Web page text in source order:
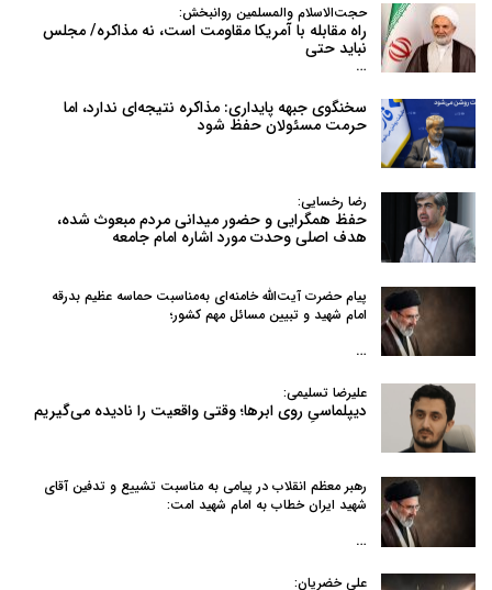
حجت‌الاسلام والمسلمین روانبخش:
راه مقابله با آمریکا مقاومت است، نه مذاکره/ مجلس
نباید حتی
…
سخنگوی جبهه پایداری: مذاکره نتیجه‌ای ندارد، اما
حرمت مسئولان حفظ شود
رضا رخسایی:
حفظ همگرایی و حضور میدانی مردم مبعوث شده،
هدف اصلی وحدت مورد اشاره امام جامعه
پیام حضرت آیت‌الله خامنه‌ای به‌مناسبت حماسه عظیم بدرقه
امام شهید و تبیین مسائل مهم کشور؛
…
علیرضا تسلیمی:
دیپلماسیِ روی ابرها؛ وقتی واقعیت را نادیده می‌گیریم
رهبر معظم انقلاب در پیامی به‌ مناسبت تشییع و تدفین آقای
شهید ایران خطاب به امام شهید امت:
…
علی خضریان: